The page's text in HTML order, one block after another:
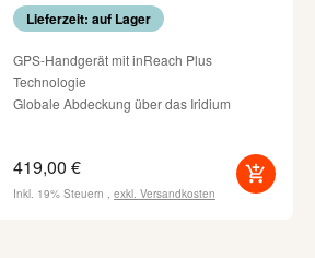
Lieferzeit: auf Lager
GPS-Handgerät mit inReach Plus
Technologie
Globale Abdeckung über das Iridium
(Garmin Response - Abo erforderlich)
Robustes Design und hochauflösendes
419,00 €
Inkl. 19% Steuern , exkl. Versandkosten